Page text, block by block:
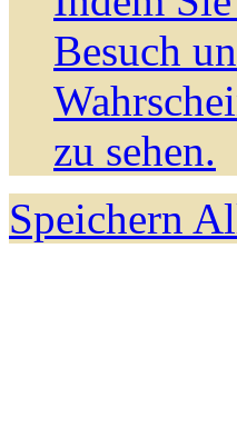
Besuch
zu sehen.
Speichern